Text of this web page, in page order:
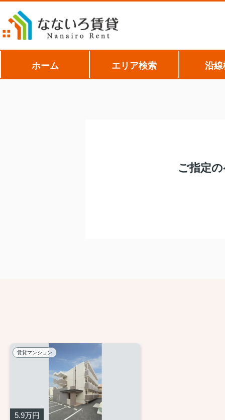
ホーム エリア検索 沿
ご指定
賃貸マンション
5.9万円